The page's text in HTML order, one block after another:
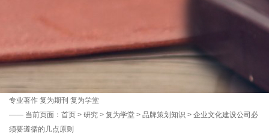
专业著作 复为期刊 复为学堂
—— 当前页面： 首页 > 研究 > 复为学堂 > 品牌策划知识 > 企业文化建设公司必
须要遵循的几点原则